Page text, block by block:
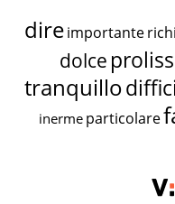
dire importante
dolce
tranquillo
inerme particolare